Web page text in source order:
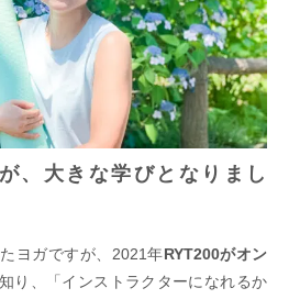
、大きな学びとなりまし
ヨガですが、2021年RYT200がオン
り、「インストラクターになれるか